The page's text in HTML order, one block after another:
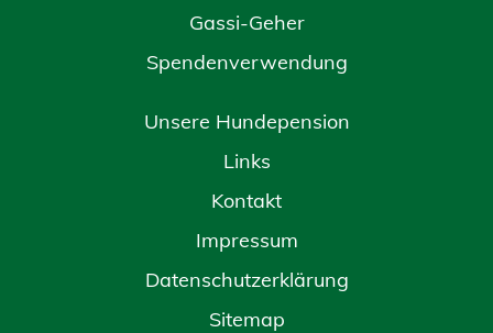
Gassi-Geher
Spendenverwendung
Unsere Hundepension
Links
Kontakt
Impressum
Datenschutzerklärung
Sitemap